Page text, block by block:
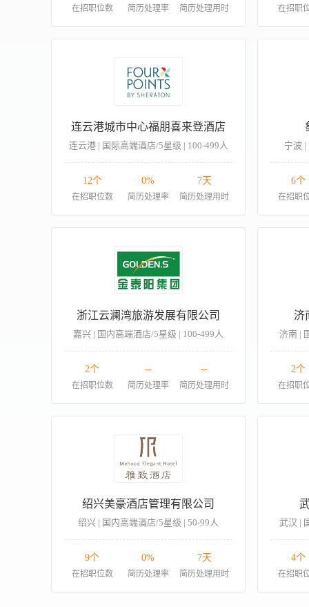
在招职位数 简历处理率 简历处理用时 在招职
连云港城市中心福朋喜来登酒店
连云港 | 国际高端酒店/5星级 | 100-499人
12个
在招职位数
0%
简历处理率
7天
简历处理用时
宁波 |
6个
在招职
浙江云澜湾旅游发展有限公司
嘉兴 | 国内高端酒店/5星级 | 100-499人
2个
在招职位数
--
简历处理率
--
简历处理用时
济
济南 |
2个
在招职
绍兴美豪酒店管理有限公司
绍兴 | 国内高端酒店/5星级 | 50-99人
9个
在招职位数
0%
简历处理率
7天
简历处理用时
武汉 |
4个
在招职